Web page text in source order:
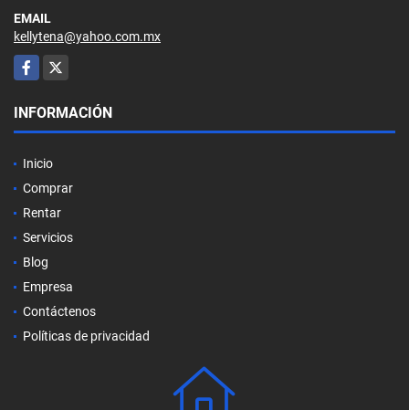
EMAIL
kellytena@yahoo.com.mx
Facebook
X
INFORMACIÓN
Inicio
Comprar
Rentar
Servicios
Blog
Empresa
Contáctenos
Políticas de privacidad